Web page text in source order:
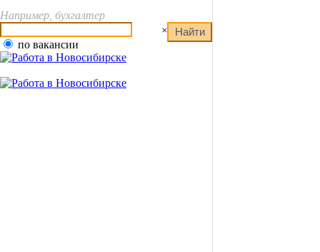
Например, бухгалтер
×
по вакансии